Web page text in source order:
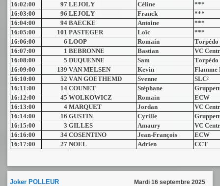
16:02:00
97 LEJOLY Céline
***
16:03:00
96 LEJOLY Franck
***
16:04:00
94 BAECKE Antoine
***
16:05:00
101 PASTEGER Loïc
***
16:06:00
6 LOOP Romain
Torpédo
16:07:00
1 BEBRONNE Bastian
VC
16:08:00
5 DUQUENNE Sam
Torpédo
16:09:00
139 VAN MELSEN Kevin
Flamme
16:10:00
52 VAN GOETHEMD Svenne
SLC²
16:11:00
14 COUNET Stéphane
16:12:00
45 WOLKOWICZ Romain
ECW
16:13:00
4 MARQUET Jordan
VC
16:14:00
16 GUSTIN Cyrille
16:15:00
3 GILLES Amaury
VC
16:16:00
34 COSENTINO Jean-François
ECW
16:17:00
27 NOEL Adrien CCT
Joker POLLEUR Mardi 16 septembre 2025